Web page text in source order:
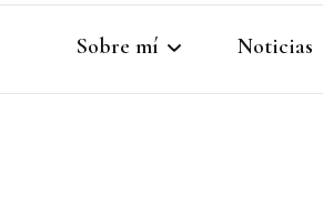
Sobre mí Noticias